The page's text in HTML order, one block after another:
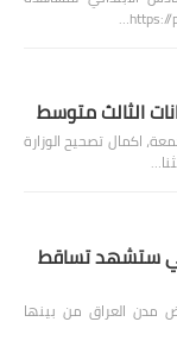
الثالث متوسط
اكمال تصحيح الوزارة
ستشهد تساقط
مدن العراق من بينها